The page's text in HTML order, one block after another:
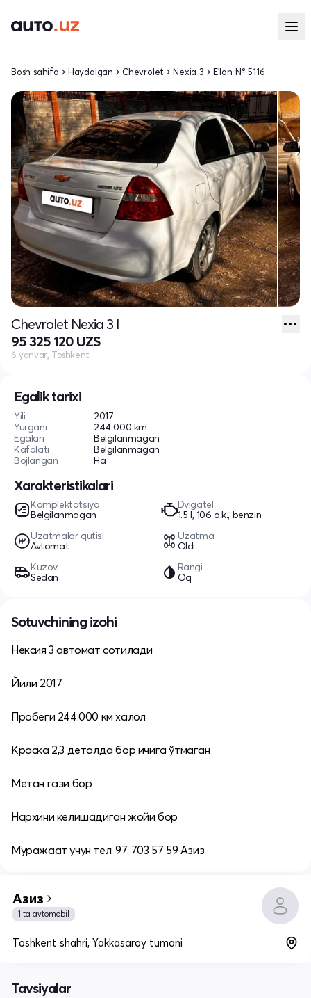
Egalik tarixi
Yili
2017
Yurgani
244 000 km
Egalari
Belgilanmagan
Kafolati
Belgilanmagan
Bojlangan
Ha
Xarakteristikalari
Komplektatsiya
Belgilanmagan
Dvigatel
1.5 l, 106 o.k., benzin
Uzatmalar qutisi
Avtomat
Uzatma
Oldi
Kuzov
Sedan
Rangi
Oq
Bosh sahifa Haydalgan Chevrolet Nexia 3 E'lon № 5116
Chevrolet Nexia 3 I
95 325 120 UZS
6 yanvar, Toshkent
Sotuvchining izohi
Нексия 3 автомат сотилади
Йили 2017
Пробеги 244.000 км халол
Краска 2,3 деталда бор ичига ўтмаган
Метан гази бор
Нархини келишадиган жойи бор
Муражаат учун тел: 97. 703 57 59 Азиз
Азиз
1 ta avtomobil
Toshkent shahri, Yakkasaroy tumani
Tavsiyalar